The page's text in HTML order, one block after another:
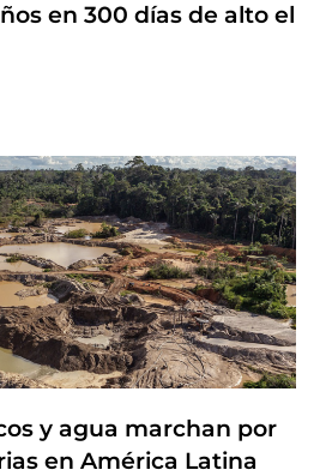
en 300 días de alto el
y agua marchan por
en América Latina